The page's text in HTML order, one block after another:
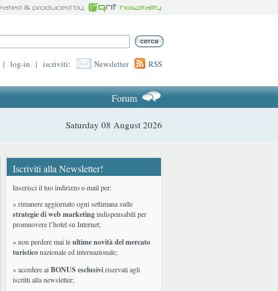
| log-in | iscriviti: Newsletter RSS
Forum
Saturday 08 August 2026
Iscriviti alla Newsletter!
Inserisci il tuo indirizzo e-mail per:
» rimanere aggiornato ogni settimana sulle
strategie di web marketingindispensabili per
promuovere l’hotel su Internet;
» non perdere mai leultime novità del mercato
turisticonazionale ed internazionale;
» accedere aiBONUS esclusiviriservati agli
iscritti alla newsletter;